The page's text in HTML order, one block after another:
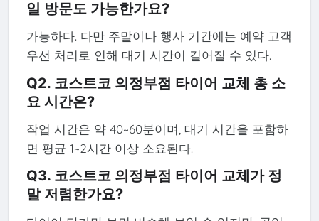
일 방문도 가능한가요?
가능하다. 다만 주말이나 행사 기간에는 예약 고객
우선 처리로 인해 대기 시간이 길어질 수 있다.
Q2. 코스트코 의정부점 타이어 교체 총 소
요 시간은?
작업 시간은 약 40~60분이며, 대기 시간을 포함하
면 평균 1~2시간 이상 소요된다.
Q3. 코스트코 의정부점 타이어 교체가 정
말 저렴한가요?